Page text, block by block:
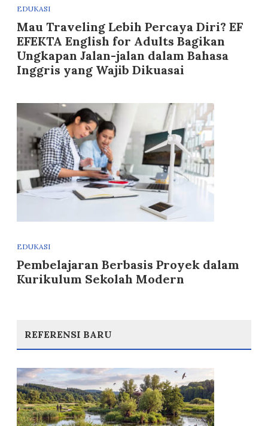
EDUKASI
Mau Traveling Lebih Percaya Diri? EF
EFEKTA English for Adults Bagikan
Ungkapan Jalan-jalan dalam Bahasa
Inggris yang Wajib Dikuasai
EDUKASI
Pembelajaran Berbasis Proyek dalam
Kurikulum Sekolah Modern
REFERENSI BARU